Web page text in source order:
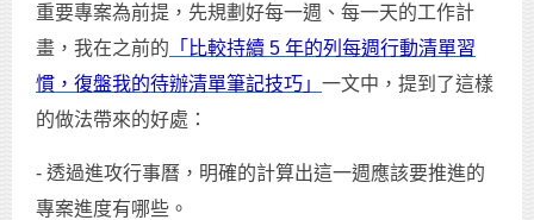
重要專案為前提，先規劃好每一週、每一天的工作計
畫，我在之前的 「比較持續 5 年的列每週行動清單習
慣，復盤我的待辦清單筆記技巧」 一文中，提到了這樣
的做法帶來的好處：
- 透過進攻行事曆，明確的計算出這一週應該要推進的
專案進度有哪些。